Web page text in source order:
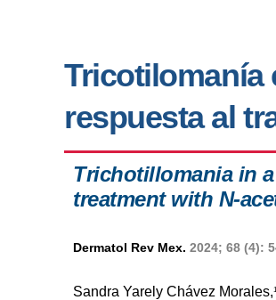
Tricotilomanía
respuesta al
Trichotillomania in
treatment with N-
Dermatol Rev Mex. 2024; 68 (4):
Sandra Yarely Chávez Morales,1